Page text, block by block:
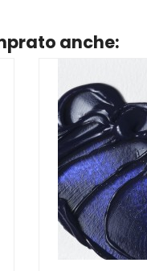
anche: